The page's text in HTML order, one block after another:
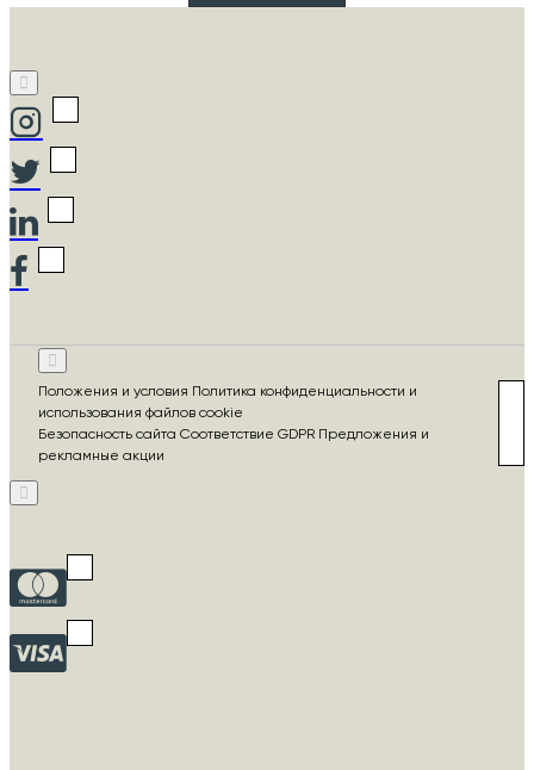
Положения и условия Политика конфиденциальности и
использования файлов cookie
Безопасность сайта Соответствие GDPR Предложения и
рекламные акции